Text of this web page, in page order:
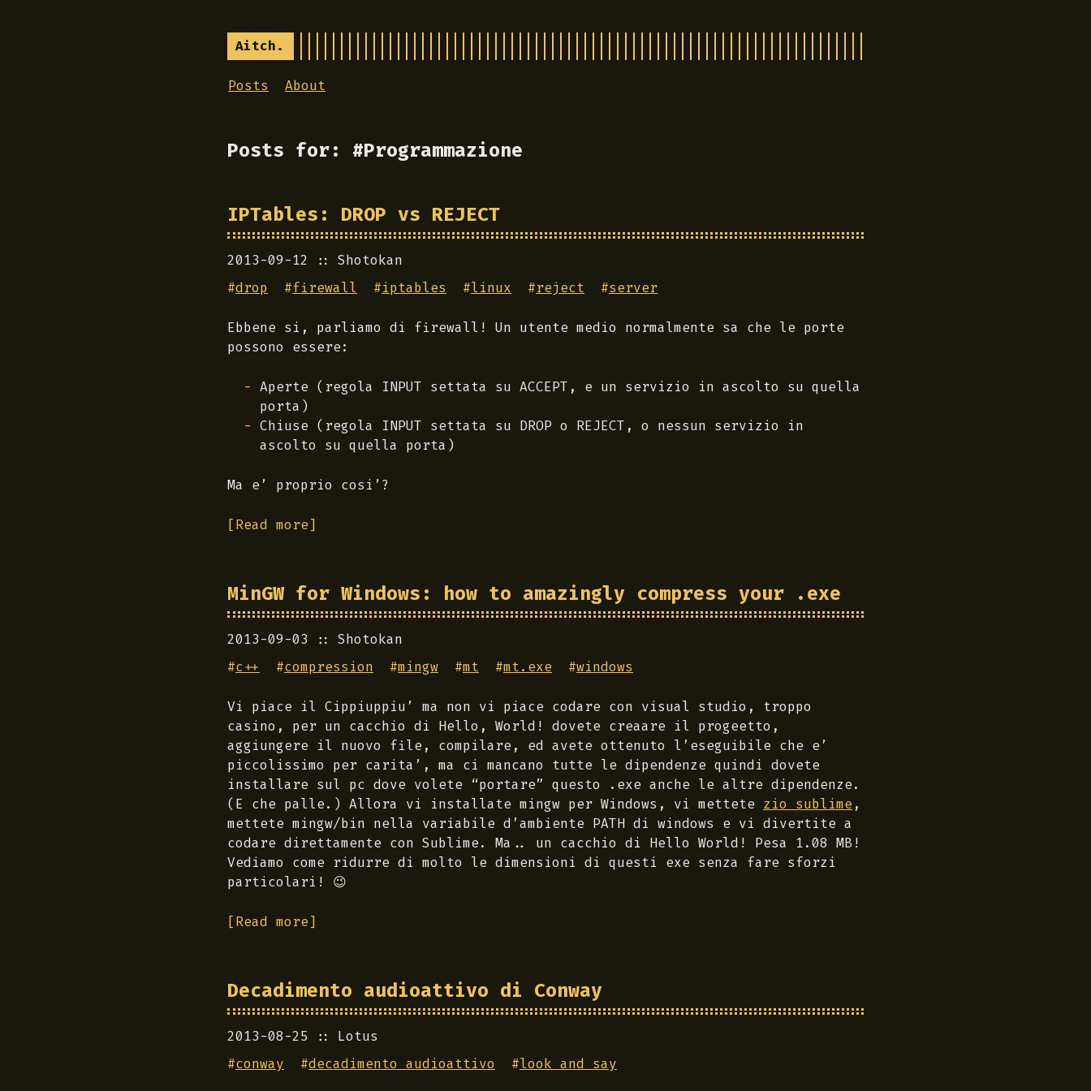
Aitch.
Posts About
Posts for: #Programmazione
IPTables: DROP vs REJECT
2013-09-12
Shotokan
#drop #firewall #iptables #linux #reject #server
Ebbene si, parliamo di firewall! Un utente medio normalmente sa che le porte
possono essere:
Aperte (regola INPUT settata su ACCEPT, e un servizio in ascolto su quella
porta)
Chiuse (regola INPUT settata su DROP o REJECT, o nessun servizio in
ascolto su quella porta)
Ma e’ proprio cosi’?
[Read more]
MinGW for Windows: how to amazingly compress your .exe
2013-09-03
Shotokan
#c++ #compression #mingw #mt #mt.exe #windows
Vi piace il Cippiuppiu’ ma non vi piace codare con visual studio, troppo
casino, per un cacchio di Hello, World! dovete creaare il progeetto,
aggiungere il nuovo file, compilare, ed avete ottenuto l’eseguibile che e’
piccolissimo per carita’, ma ci mancano tutte le dipendenze quindi dovete
installare sul pc dove volete “portare” questo .exe anche le altre dipendenze.
(E che palle.) Allora vi installate mingw per Windows, vi mettete zio sublime,
mettete mingw/bin nella variabile d’ambiente PATH di windows e vi divertite a
codare direttamente con Sublime. Ma.. un cacchio di Hello World! Pesa 1.08 MB!
Vediamo come ridurre di molto le dimensioni di questi exe senza fare sforzi
particolari! 😉
[Read more]
Decadimento audioattivo di Conway
2013-08-25
Lotus
#conway #decadimento audioattivo #look and say